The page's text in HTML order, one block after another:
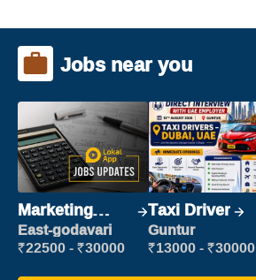
Jobs near you
Marketing
Executive
East-godavari
₹22500 - ₹30000
Taxi Driver
Guntur
₹13000 - ₹30000